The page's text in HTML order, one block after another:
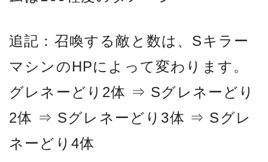
追記：召喚する敵と数は、Sキラー
マシンのHPによって変わります。
グレネーどり2体 ⇒ Sグレネーどり
2体 ⇒ Sグレネーどり3体 ⇒ Sグレ
ネーどり4体